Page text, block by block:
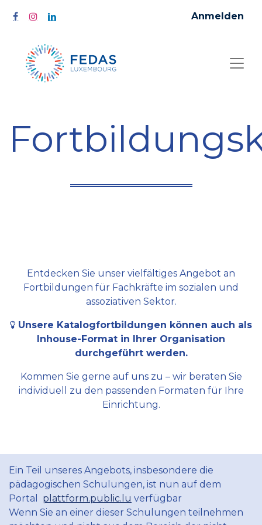
Anmelden
Entdecken Sie unser vielfältiges Angebot an
Fortbildungen für Fachkräfte im sozialen und
assoziativen Sektor.
Unsere Katalogfortbildungen können auch als
Inhouse-Format in Ihrer Organisation
durchgeführt werden.
Kommen Sie gerne auf uns zu – wir beraten Sie
individuell zu den passenden Formaten für Ihre
Einrichtung.
Ein Teil unseres Angebots, insbesondere die
pädagogischen Schulungen, ist nun auf dem
Portal plattform.public.lu verfügbar
Wenn Sie an einer dieser Schulungen teilnehmen